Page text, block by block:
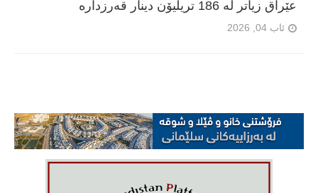
عێراق زیاتر لە 186 تریلیۆن دینار قەرزدارە
ئاب 04, 2026